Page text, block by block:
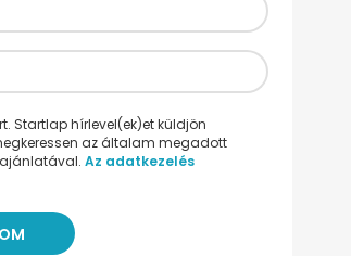
Startlap hírlevel(ek)et küldjön
az általam megadott
Az adatkezelés